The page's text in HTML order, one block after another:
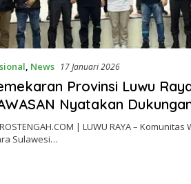
, News 17 Januari 2026
Provinsi Luwu
Nyatakan
| LUWU RAYA –
Sulawesi…